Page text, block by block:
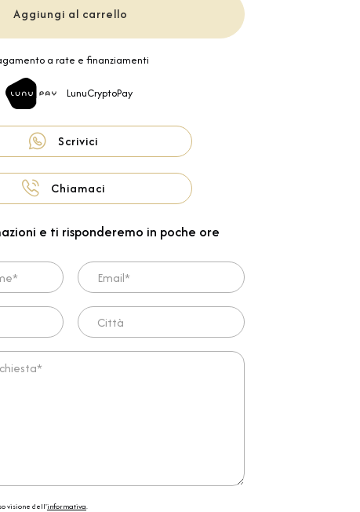
Aggiungi al carrello
a rate e finanziamenti
LunuCryptoPay
Scrivici
Chiamaci
e ti risponderemo in poche ore
Email*
Città
visione dell'informativa.